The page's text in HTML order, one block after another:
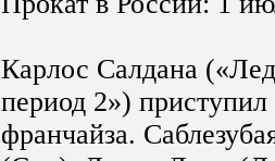
Карлос Салдана
период 2»)
франчайза.